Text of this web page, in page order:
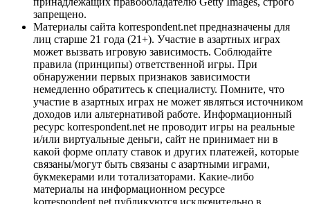
запрещено.
Материалы сайта korrespondent.net предназначены для
лиц старше 21 года (21+). Участие в азартных играх
может вызвать игровую зависимость. Соблюдайте
правила (принципы) ответственной игры. При
обнаружении первых признаков зависимости
немедленно обратитесь к специалисту. Помните, что
участие в азартных играх не может являться источником
доходов или альтернативой работе. Информационный
ресурс korrespondent.net не проводит игры на реальные
и/или виртуальные деньги, сайт не принимает ни в
какой форме оплату ставок и других платежей, которые
связаны/могут быть связаны с азартными играми,
букмекерами или тотализаторами. Какие-либо
материалы на информационном ресурсе
korrespondent.net публикуются исключительно в